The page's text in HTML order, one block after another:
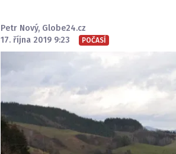
Petr Nový, Globe24.cz
17. října 2019 9:23
POČASÍ